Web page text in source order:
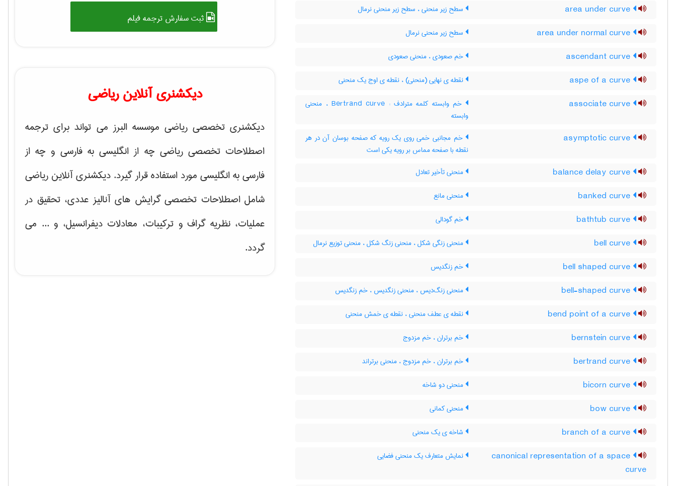
سطح زیر منحنی ، سطح زیر منحنی نرمال
سطح زیر منحنی نرمال
خم صعودی ، منحنی صعودی
نقطه ی نهایی (منحنی) ، نقطه ی اوج یک منحنی
خم وابسته کلمه مترادف : Bertrand curve ، منحنی
وابسته
خم مجانبی خمی روی یک رویه که صفحه بوسان آن در هر
نقطه با صفحه مماس بر رویه یکی است
منحنی تأخیر تعادل
منحنی مانع
خم گودالی
منحنی زنگی شکل ، منحنی زنگ شکل ، منحنی توزیع نرمال
خم زنگدیس
منحنی زنگ‌دیس ، منحنی زنگدیس ، خم زنگدیس
نقطه ی عطف منحنی ، نقطه ی خمش منحنی
خم برتران ، خم مزدوج
خم برتران ، خم مزدوج ، منحنی برتراند
منحنی دو شاخه
منحنی کمانی
شاخه ی یک منحنی
canonical representation of a space
curve
نمایش متعارف یک منحنی فضایی
ثبت سفارش ترجمه فیلم
دیکشنری آنلاین ریاضی
دیکشنری تخصصی ریاضی موسسه البرز می تواند برای ترجمه
اصطلاحات تخصصی ریاضی چه از انگلیسی به فارسی و چه از
فارسی به انگلیسی مورد استفاده قرار گیرد. دیکشنری آنلاین ریاضی
شامل اصطلاحات تخصصی گرایش هایآنالیز عددی، تحقیق در
عملیات، نظریه گراف و تركیبات، معادلات دیفرانسیل، و ... می
گردد.